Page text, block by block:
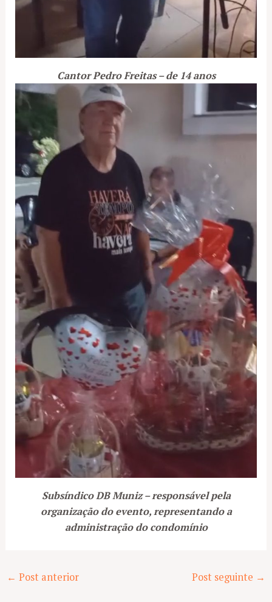
Cantor Pedro Freitas – de 14 anos
Subsíndico DB Muniz – responsável pela
organização do evento, representando a
administração do condomínio
Post
← Post anterior Post seguinte →